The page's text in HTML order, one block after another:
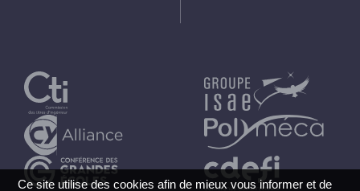
Ce site utilise des cookies afin de mieux vous informer et de